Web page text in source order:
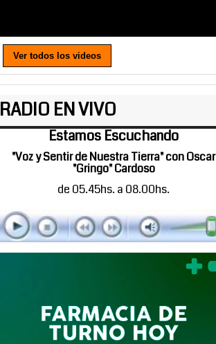
Ver todos los videos
RADIO EN VIVO
Estamos Escuchando
"Voz y Sentir de Nuestra Tierra" con Oscar
"Gringo" Cardoso
de 05.45hs. a 08.00hs.